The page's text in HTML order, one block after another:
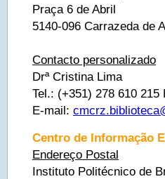
Praça 6 de Abril
5140-096 Carrazeda de
Contacto personalizado
Drª Cristina Lima
Tel.: (+351) 278 610
E-mail:
Centro de Informação
Endereço Postal
Instituto Politécnico de